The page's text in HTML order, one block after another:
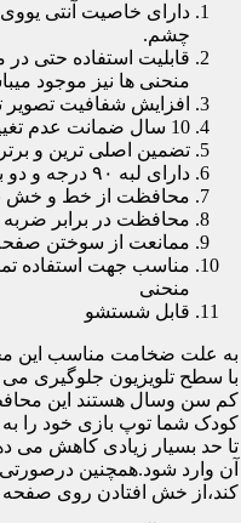
دارای خاصیت آنتی
چشم.
قابلیت استفاده حتی
منحنی ها نیز موجود
افزایش شفافیت تصویر
10 سال ضمانت عدم تغییر رنگ و کیفیت
تضمین اصلی ترین و
دارای لبه ۹۰ درجه و دو بند در طرفین و خم یک تکه و سراسری
محافظت از خط و خش
محافظت در برابر
ممانعت از سوختن صفحه
منحنی
قابل شستشو
به علت ضخامت مناسب این
با سطح تلویزیون جلوگیری
کم سن وسال هستند این
کودک شما توپ بازی خود را
تا حد بسیار زیادی کاهش می
آن وارد شود.همچنین درصورتی
کند،از خش افتادن روی